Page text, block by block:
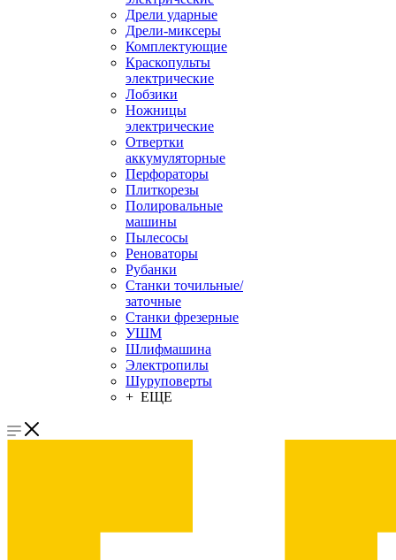
Дрели ударные
Дрели-миксеры
Комплектующие
Краскопульты
электрические
Лобзики
Ножницы
электрические
Отвертки
аккумуляторные
Перфораторы
Плиткорезы
Полировальные
машины
Пылесосы
Реноваторы
Рубанки
Станки точильные/
заточные
Станки фрезерные
УШМ
Шлифмашина
Электропилы
Шуруповерты
+ ЕЩЕ